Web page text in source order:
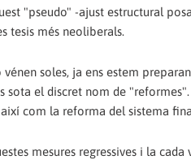
"pseudo" -ajust estructural
tesis més neoliberals.
soles, ja ens estem
sota el discret nom de
com la reforma del sistema
mesures regressives i la